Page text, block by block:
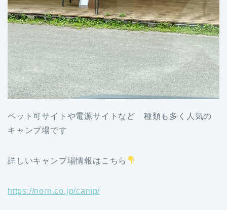
ペット可サイトや電源サイトなど 種類も多く人気の
キャンプ場です
詳しいキャンプ場情報はこちら
https://norn.co.jp/camp/